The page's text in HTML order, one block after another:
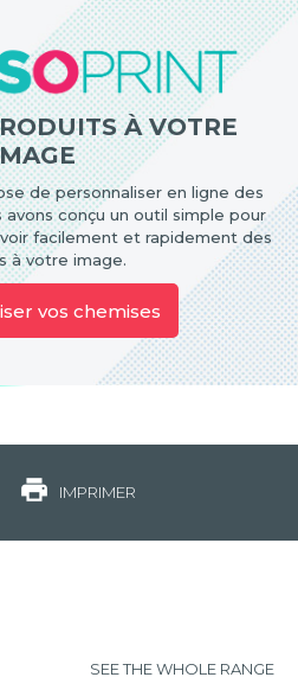
À VOTRE
de personnaliser en ligne des
conçu un outil simple pour
facilement et rapidement des
à votre image.
vos chemises
IMPRIMER
SEE THE WHOLE RANGE